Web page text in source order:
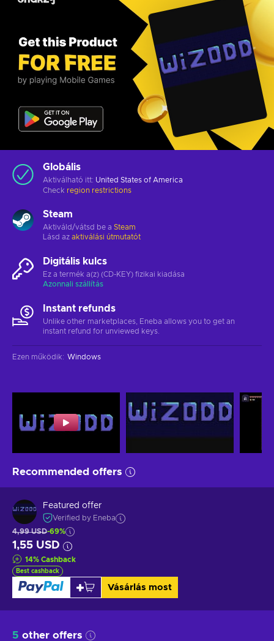
Globális
Aktiválható itt: United States of America
Check region restrictions
Steam
Aktiváld/vátsd be a Steam
Lásd az aktiválási útmutatót
Digitális kulcs
Ez a termék a(z) (CD-KEY) fizikai kiadása
Azonnali szállítás
Instant refunds
Unlike other marketplaces, Eneba allows you to get an
instant refund for unviewed keys.
Ezen működik: Windows
Recommended offers
Featured offer
Verified by Eneba
4,99 USD-69%
1,55 USD
14% Cashback
Best cashback
Vásárlás most
5 other offers